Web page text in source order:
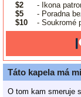
$2
- Ikona
$5
- Poradna
$10
- Soukromé
Táto kapela má
O tom kam smeruje